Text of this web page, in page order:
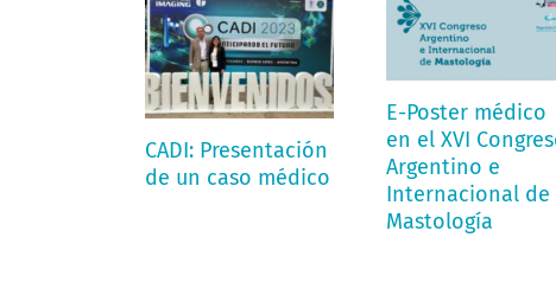
CADI: Presentación
de un caso médico
E-Poster médico
en el XVI
Argentino e
Internacional de
Mastología